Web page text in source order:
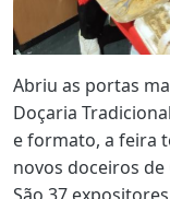
Abriu as portas
Doçaria
e formato, a feira
novos doceiros de